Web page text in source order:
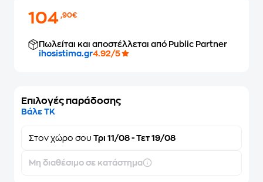
104,90€
Πωλείται και αποστέλλεται από Public Partner
ihosistima.gr4.92/5
Επιλογές παράδοσης
Βάλε ΤΚ
Στον χώρο σου Τρι 11/08 - Τετ 19/08
Μη διαθέσιμο σε κατάστημα